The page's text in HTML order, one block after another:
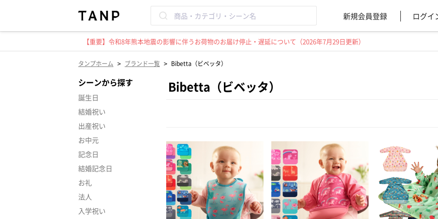
新規会員登録 ログイ
【重要】令和8年熊本地震の影響に伴うお荷物のお届け停止・遅延について（2026年7月29日更新）
タンプホーム > ブランド一覧 > Bibetta（ビベッタ）
シーンから探す
誕生日
結婚祝い
出産祝い
お中元
記念日
結婚記念日
お礼
法人
入学祝い
Bibetta（ビベッタ）